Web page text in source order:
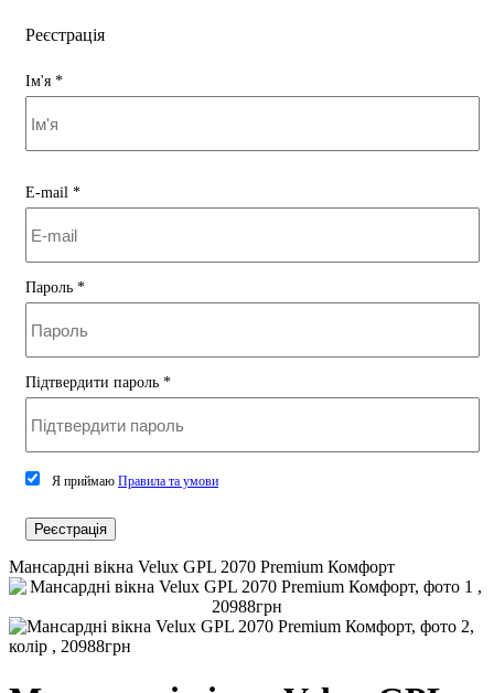
Реєстрація
Ім'я *
E-mail *
Пароль *
Підтвердити пароль *
Я приймаю Правила та умови
Реєстрація
Мансардні вікна Velux GPL 2070 Premium Комфорт